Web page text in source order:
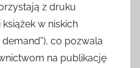
z druku
w niskich
demand”), co pozwala
na publikację